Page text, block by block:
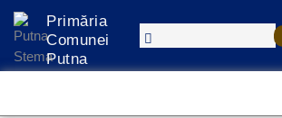
Treci
conținut
Primăria
Comunei
Putna